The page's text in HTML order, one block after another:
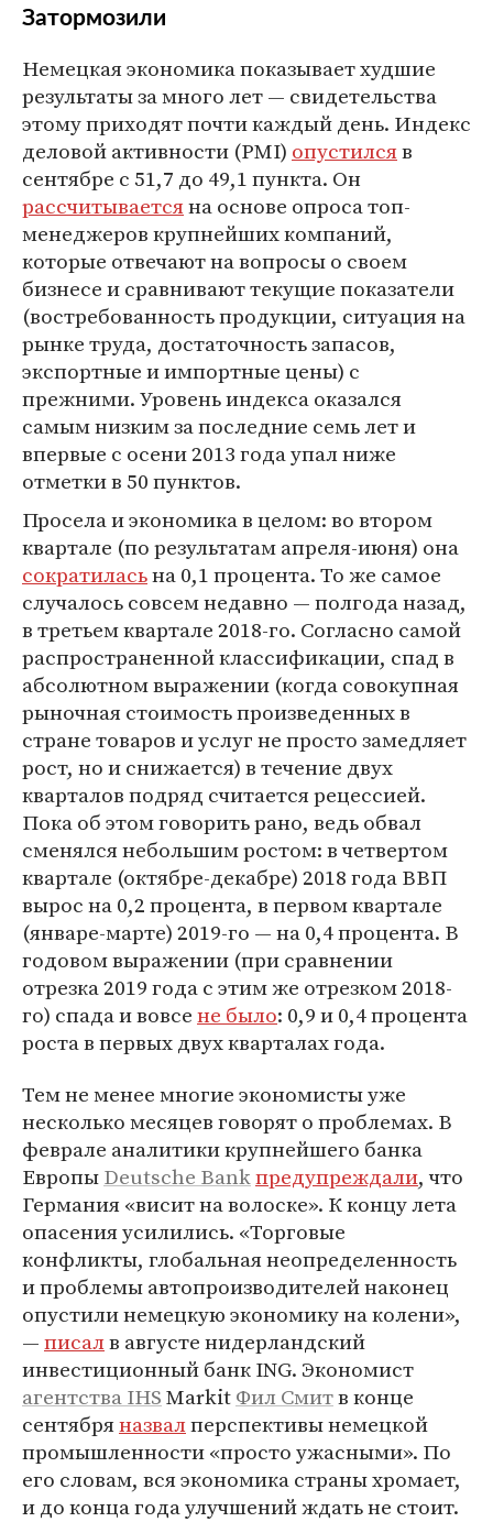
Затормозили
Немецкая экономика показывает худшие
результаты за много лет — свидетельства
этому приходят почти каждый день. Индекс
деловой активности (PMI) опустилсяв
сентябре с 51,7 до 49,1 пункта. Он
рассчитываетсяна основе опроса топ-
менеджеров крупнейших компаний,
которые отвечают на вопросы о своем
бизнесе и сравнивают текущие показатели
(востребованность продукции, ситуация на
рынке труда, достаточность запасов,
экспортные и импортные цены) с
прежними. Уровень индекса оказался
самым низким за последние семь лет и
впервые с осени 2013 года упал ниже
отметки в 50 пунктов.
Просела и экономика в целом: во втором
квартале (по результатам апреля-июня) она
сократиласьна 0,1 процента. То же самое
случалось совсем недавно — полгода назад,
в третьем квартале 2018-го. Согласно самой
распространенной классификации, спад в
абсолютном выражении (когда совокупная
рыночная стоимость произведенных в
стране товаров и услуг не просто замедляет
рост, но и снижается) в течение двух
кварталов подряд считается рецессией.
Пока об этом говорить рано, ведь обвал
сменялся небольшим ростом: в четвертом
квартале (октябре-декабре) 2018 года ВВП
вырос на 0,2 процента, в первом квартале
(январе-марте) 2019-го — на 0,4 процента. В
годовом выражении (при сравнении
отрезка 2019 года с этим же отрезком 2018-
го) спада и вовсене было: 0,9 и 0,4 процента
роста в первых двух кварталах года.
Тем не менее многие экономисты уже
несколько месяцев говорят о проблемах. В
феврале аналитики крупнейшего банка
ЕвропыDeutsche Bankпредупреждали, что
Германия «висит на волоске». К концу лета
опасения усилились. «Торговые
конфликты, глобальная неопределенность
и проблемы автопроизводителей наконец
опустили немецкую экономику на колени»,
—писалв августе нидерландский
инвестиционный банк ING. Экономист
агентства IHSMarkitФил Смитв конце
сентябряназвалперспективы немецкой
промышленности «просто ужасными». По
его словам, вся экономика страны хромает,
и до конца года улучшений ждать не стоит.